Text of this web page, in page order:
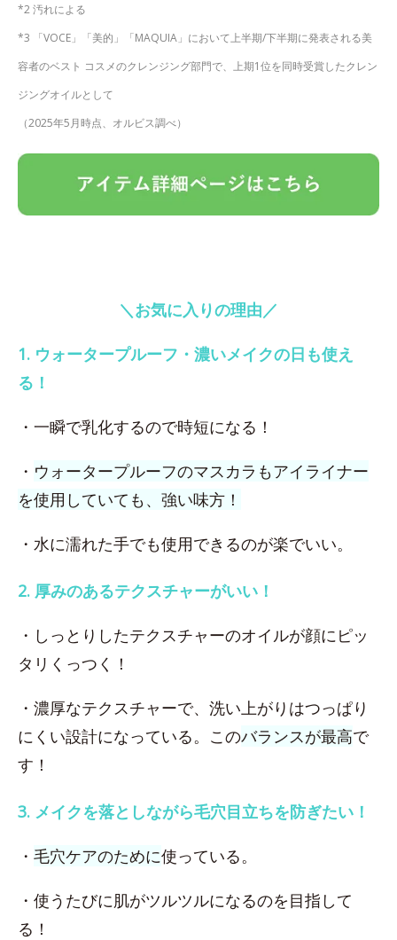
*2 汚れによる
*3 「VOCE」「美的」「MAQUIA」において上半期/下半期に発表される美
容者のベスト コスメのクレンジング部門で、上期1位を同時受賞したクレン
ジングオイルとして
（2025年5月時点、オルビス調べ）
＼お気に入りの理由／
1. ウォータープルーフ・濃いメイクの日も使え
る！
・一瞬で乳化するので時短になる！
・ ウォータープルーフのマスカラもアイライナー
を使用していても、強い味方！
・水に濡れた手でも使用できるのが楽でいい。
2. 厚みのあるテクスチャーがいい！
・しっとりしたテクスチャーのオイルが顔にピッ
タリくっつく！
・濃厚なテクスチャーで、洗い上がりはつっぱり
にくい設計になっている。このバランスが最高で
す！
3. メイクを落としながら毛穴目立ちを防ぎたい！
・ 毛穴ケアのために使っている。
・使うたびに肌がツルツルになるのを目指して
る！